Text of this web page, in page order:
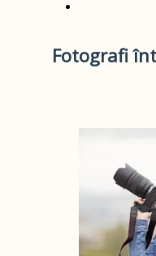
Fotografi